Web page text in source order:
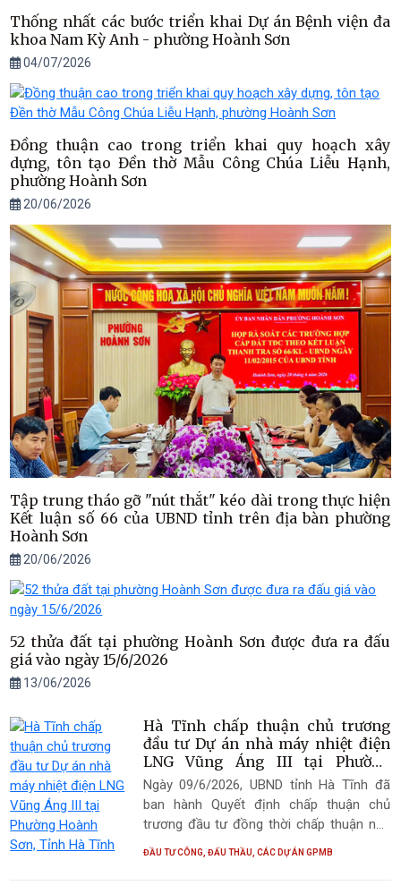
Thống nhất các bước triển khai Dự án Bệnh viện đa
khoa Nam Kỳ Anh - phường Hoành Sơn
04/07/2026
Đồng thuận cao trong triển khai quy hoạch xây
dựng, tôn tạo Đền thờ Mẫu Công Chúa Liễu Hạnh,
phường Hoành Sơn
20/06/2026
Tập trung tháo gỡ "nút thắt" kéo dài trong thực hiện
Kết luận số 66 của UBND tỉnh trên địa bàn phường
Hoành Sơn
20/06/2026
52 thửa đất tại phường Hoành Sơn được đưa ra đấu
giá vào ngày 15/6/2026
13/06/2026
Hà Tĩnh chấp thuận chủ trương
đầu tư Dự án nhà máy nhiệt điện
LNG Vũng Áng III tại Phường
Hoành Sơn, Tỉnh Hà Tĩnh
Ngày 09/6/2026, UBND tỉnh Hà Tĩnh đã
ban hành Quyết định chấp thuận chủ
trương đầu tư đồng thời chấp thuận nhà
đầu tư thực hiện Dự án Nhà máy nhiệt
ĐẦU TƯ CÔNG, ĐẤU THẦU, CÁC DỰ ÁN GPMB